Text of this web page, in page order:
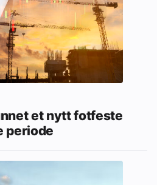
et nytt fotfeste
periode